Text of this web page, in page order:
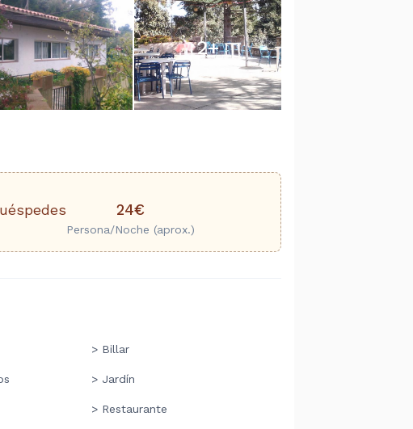
2+
24€
Persona/Noche (aprox.)
> Billar
> Jardín
> Restaurante